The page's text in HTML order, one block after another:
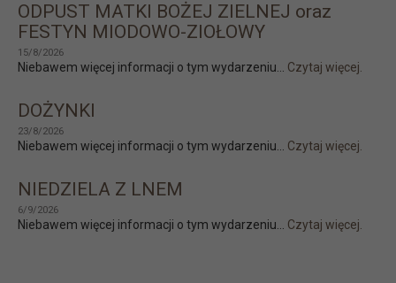
ODPUST MATKI BOŻEJ ZIELNEJ oraz
FESTYN MIODOWO-ZIOŁOWY
15/8/2026
Niebawem więcej informacji o tym wydarzeniu... Czytaj więcej.
DOŻYNKI
23/8/2026
Niebawem więcej informacji o tym wydarzeniu... Czytaj więcej.
NIEDZIELA Z LNEM
6/9/2026
Niebawem więcej informacji o tym wydarzeniu... Czytaj więcej.